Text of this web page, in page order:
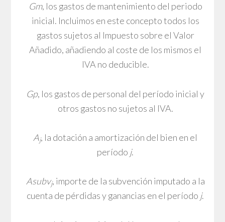
Gm, los gastos de mantenimiento del periodo
inicial. Incluimos en este concepto todos los
gastos sujetos al Impuesto sobre el Valor
Añadido, añadiendo al coste de los mismos el
IVA no deducible.
Gp, los gastos de personal del período inicial y
otros gastos no sujetos al IVA.
Aj, la dotación a amortización del bien en el
período j.
Asubvj, importe de la subvención imputado a la
cuenta de pérdidas y ganancias en el período j.